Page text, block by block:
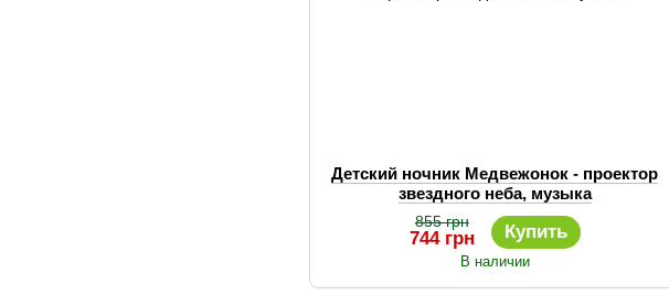
Детский ночник Медвежонок - проектор
звездного неба, музыка
855 грн
744 грн Купить
В наличии